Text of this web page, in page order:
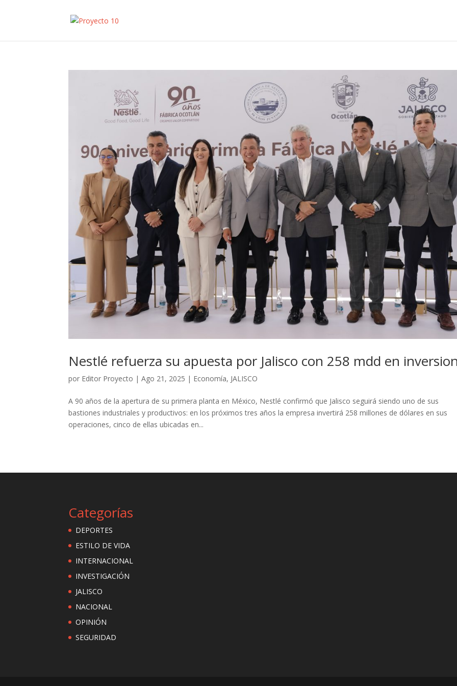
Nestlé refuerza su apuesta por Jalisco con 258 mdd en
por Editor Proyecto |Ago 21, 2025 | Economía, JALISCO
A 90 años de la apertura de su primera planta en México, Nestlé confirmó que Jalisco seguirá siendo uno de sus
bastiones industriales y productivos: en los próximos tres años la empresa invertirá 258 millones de dólares en sus
operaciones, cinco de ellas ubicadas en...
Categorías
DEPORTES
ESTILO DE VIDA
INTERNACIONAL
INVESTIGACIÓN
JALISCO
NACIONAL
OPINIÓN
SEGURIDAD